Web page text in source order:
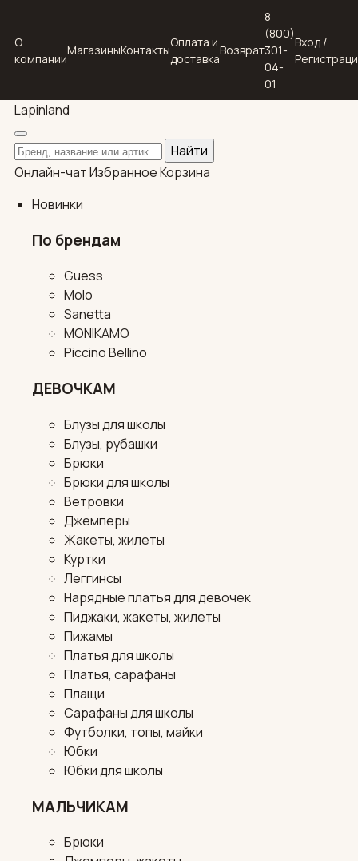
О
компании
МагазиныКонтакты
Оплата и
доставка
Возврат
8
(800)
301-
04-
01
Вход /
Lapinland
Поиск по каталогу
Найти
Онлайн-чатИзбранноеКорзина
Новинки
По брендам
Guess
Molo
Sanetta
MONIKAMO
Piccino Bellino
ДЕВОЧКАМ
Блузы для школы
Блузы, рубашки
Брюки
Брюки для школы
Ветровки
Джемперы
Жакеты, жилеты
Куртки
Леггинсы
Нарядные платья для девочек
Пиджаки, жакеты, жилеты
Пижамы
Платья для школы
Платья, сарафаны
Плащи
Сарафаны для школы
Футболки, топы, майки
Юбки
Юбки для школы
МАЛЬЧИКАМ
Брюки